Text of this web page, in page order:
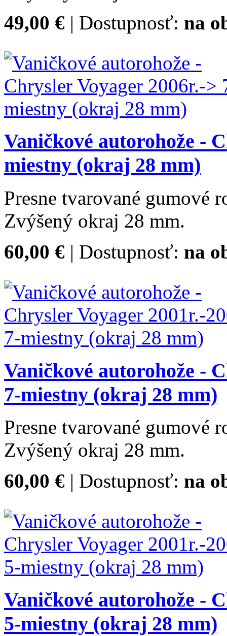
49,00 € | Dostupnosť: na
Vaničkové autorohože -
miestny (okraj 28 mm)
Presne tvarované gumové
Zvýšený okraj 28 mm.
60,00 € | Dostupnosť: na
Vaničkové autorohože -
7-miestny (okraj 28 mm)
Presne tvarované gumové
Zvýšený okraj 28 mm.
60,00 € | Dostupnosť: na
Vaničkové autorohože -
5-miestny (okraj 28 mm)